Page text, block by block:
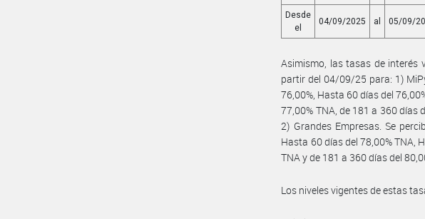
Desde
el
04/09/2025 al 05/09/
Asimismo, las tasas de interés
partir del 04/09/25 para: 1)
76,00%, Hasta 60 días del
77,00% TNA, de 181 a 360 días
2) Grandes Empresas. Se
Hasta 60 días del 78,00% TNA,
TNA y de 181 a 360 días del
Los niveles vigentes de estas